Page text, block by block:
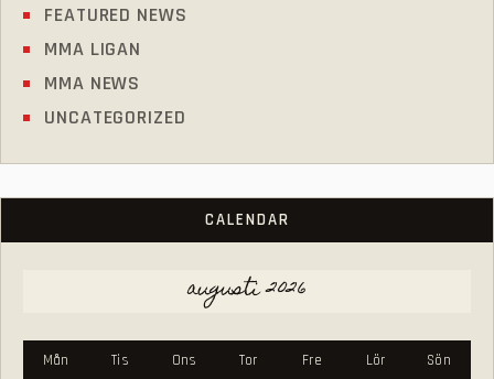
FEATURED NEWS
MMA LIGAN
MMA NEWS
UNCATEGORIZED
CALENDAR
augusti 2026
Mån Tis Ons Tor Fre Lör Sön